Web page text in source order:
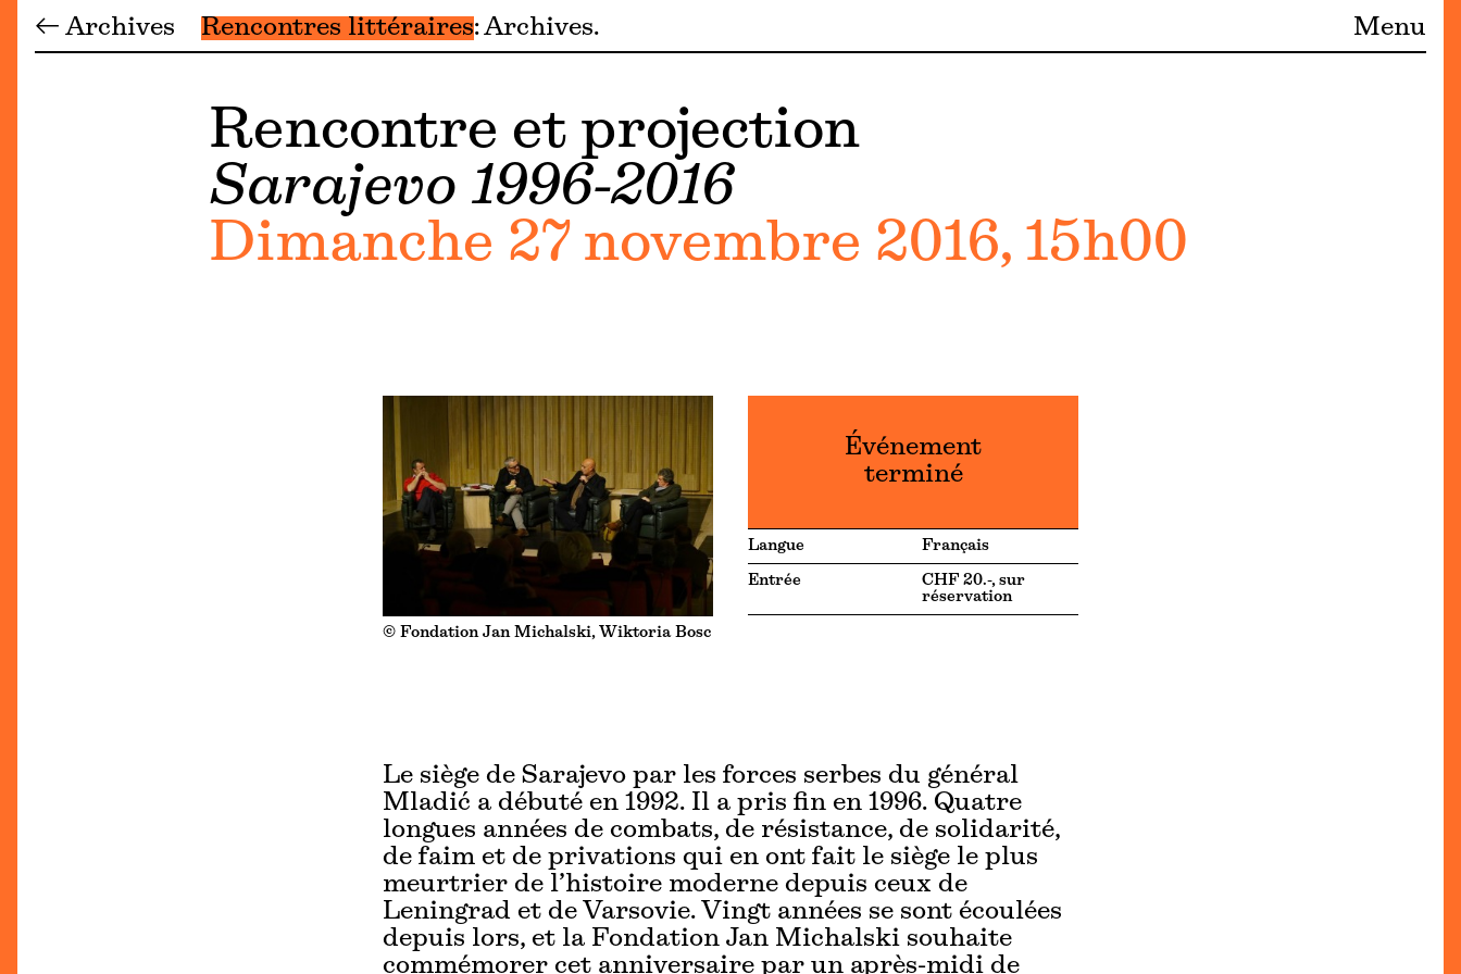
← Archives Rencontres littéraires Archives Menu
Rencontre et projection
Sarajevo 1996-2016
Dimanche 27 novembre 2016, 15h00
© Fondation Jan Michalski, Wiktoria Bosc
Événement
terminé
Langue Français
Entrée
CHF 20.-, sur
réservation
Le siège de Sarajevo par les forces serbes du général
Mladić a débuté en 1992. Il a pris fin en 1996. Quatre
longues années de combats, de résistance, de solidarité,
de faim et de privations qui en ont fait le siège le plus
meurtrier de l’histoire moderne depuis ceux de
Leningrad et de Varsovie. Vingt années se sont écoulées
depuis lors, et la Fondation Jan Michalski souhaite
commémorer cet anniversaire par un après-midi de